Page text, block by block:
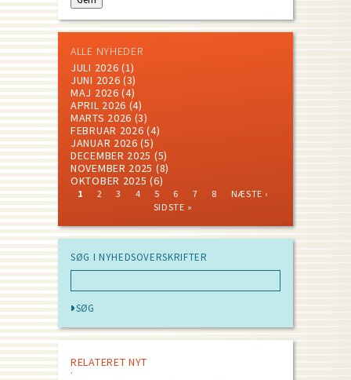
ALLE NYHEDER
JULI 2026 (1)
JUNI 2026 (3)
MAJ 2026 (4)
APRIL 2026 (4)
MARTS 2026 (3)
FEBRUAR 2026 (4)
JANUAR 2026 (5)
DECEMBER 2025 (5)
NOVEMBER 2025 (8)
OKTOBER 2025 (6)
CURRENT
1 PAGE
2 PAGE
3 PAGE
4 PAGE
5 PAGE
6 PAGE
7 PAGE
8
NEXT
NÆSTE ›
SIDSTE »
SØG I NYHEDSOVERSKRIFTER
RELATERET NYT